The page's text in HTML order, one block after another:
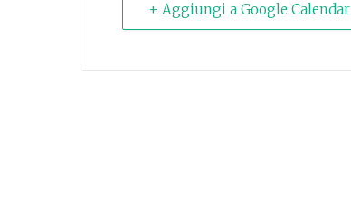
+ Aggiungi a Google Calendar